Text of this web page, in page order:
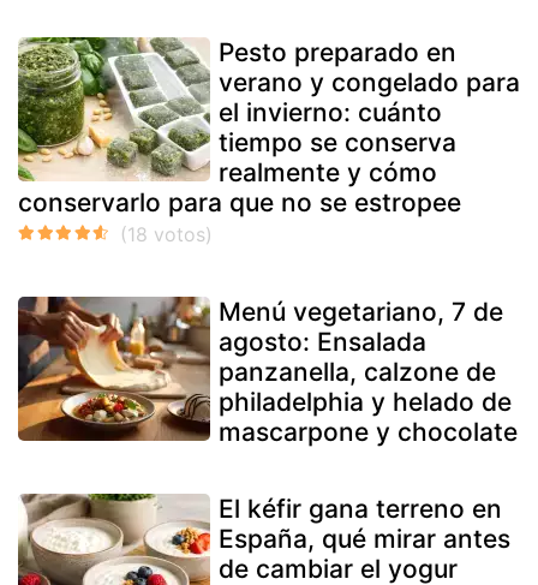
Pesto preparado en
verano y congelado para
el invierno: cuánto
tiempo se conserva
realmente y cómo
conservarlo para que no se estropee
Menú vegetariano, 7 de
agosto: Ensalada
panzanella, calzone de
philadelphia y helado de
mascarpone y chocolate
El kéfir gana terreno en
España, qué mirar antes
de cambiar el yogur